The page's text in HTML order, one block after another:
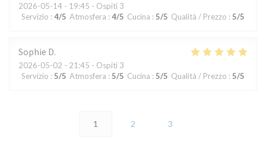
2026-05-14 - 19:45 - Ospiti 3
Servizio : 4/5 Atmosfera : 4/5 Cucina : 5/5 Qualità / Prezzo : 5/5
Sophie D
2026-05-02 - 21:45 - Ospiti 3
Servizio : 5/5 Atmosfera : 5/5 Cucina : 5/5 Qualità / Prezzo : 5/5
1 2 3